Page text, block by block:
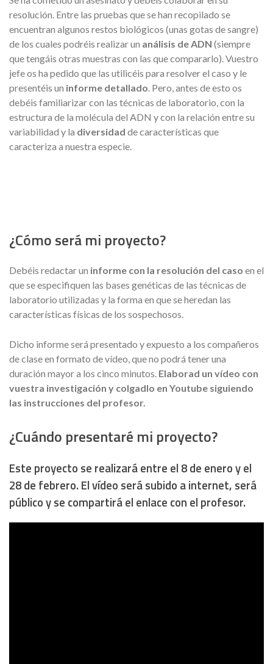
resolución. Entre las pruebas que se han recopilado se
encuentran algunos restos biológicos (unas gotas de sangre)
de los cuales podréis realizar un análisis de ADN (siempre
que tengáis otras muestras con las que compararlo). Vuestro
jefe os ha pedido que las utilicéis para resolver el caso y le
presentéis un informe detallado. Pero, antes de esto os
debéis familiarizar con las técnicas de laboratorio, con la
estructura de la molécula del ADN y con la relación entre su
variabilidad y la diversidad de características que
caracteriza a nuestra especie.
¿Cómo será mi proyecto?
Debéis redactar un informe con la resolución del caso en el
que se especifiquen las bases genéticas de las técnicas de
laboratorio utilizadas y la forma en que se heredan las
características físicas de los sospechosos.
Dicho informe será presentado y expuesto a los compañeros
de clase en formato de vídeo, que no podrá tener una
duración mayor a los cinco minutos. Elaborad un vídeo con
vuestra investigación y colgadlo en Youtube siguiendo
las instrucciones del profesor.
¿Cuándo presentaré mi proyecto?
Este proyecto se realizará entre el 8 de enero y el
28 de febrero. El vídeo será subido a internet, será
público y se compartirá el enlace con el profesor.